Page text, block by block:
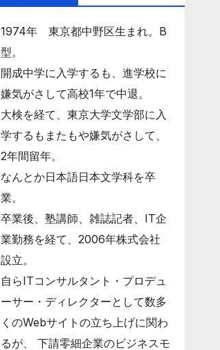
1974年 東京都中野区生まれ。B
型。
開成中学に入学するも、進学校に
嫌気がさして高校1年で中退。
大検を経て、東京大学文学部に入
学するもまたもや嫌気がさして、
2年間留年。
なんとか日本語日本文学科を卒
業。
卒業後、塾講師、雑誌記者、IT企
業勤務を経て、2006年株式会社
設立。
自らITコンサルタント・プロデュ
ーサー・ディレクターとして数多
くのWebサイトの立ち上げに関わ
るが、 下請零細企業のビジネスモ